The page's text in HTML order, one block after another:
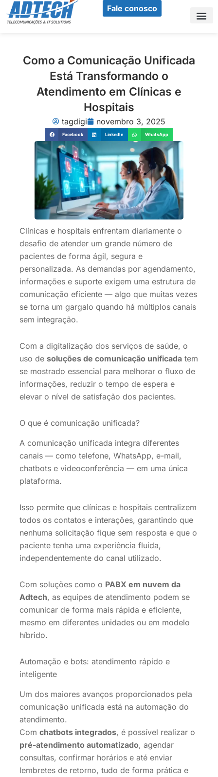
para
Fale conosco
Como a Comunicação Unificada
Está Transformando o
Atendimento em Clínicas e
Hospitais
tagdigi novembro 3, 2025
Facebook LinkedIn WhatsApp
Clínicas e hospitais enfrentam diariamente o
desafio de atender um grande número de
pacientes de forma ágil, segura e
personalizada. As demandas por agendamento,
informações e suporte exigem uma estrutura de
comunicação eficiente — algo que muitas vezes
se torna um gargalo quando há múltiplos canais
sem integração.
Com a digitalização dos serviços de saúde, o
uso de soluções de comunicação unificada tem
se mostrado essencial para melhorar o fluxo de
informações, reduzir o tempo de espera e
elevar o nível de satisfação dos pacientes.
O que é comunicação unificada?
A comunicação unificada integra diferentes
canais — como telefone, WhatsApp, e-mail,
chatbots e videoconferência — em uma única
plataforma.
Isso permite que clínicas e hospitais centralizem
todos os contatos e interações, garantindo que
nenhuma solicitação fique sem resposta e que o
paciente tenha uma experiência fluida,
independentemente do canal utilizado.
Com soluções como o PABX em nuvem da
Adtech, as equipes de atendimento podem se
comunicar de forma mais rápida e eficiente,
mesmo em diferentes unidades ou em modelo
híbrido.
Automação e bots: atendimento rápido e
inteligente
Um dos maiores avanços proporcionados pela
comunicação unificada está na automação do
atendimento.
Com chatbots integrados, é possível realizar o
pré-atendimento automatizado, agendar
consultas, confirmar horários e até enviar
lembretes de retorno, tudo de forma prática e